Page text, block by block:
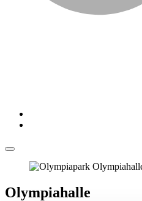
Olympiahalle